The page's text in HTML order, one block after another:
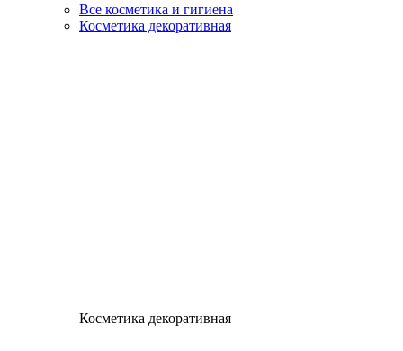
Все косметика и гигиена
Косметика декоративная
Косметика декоративная